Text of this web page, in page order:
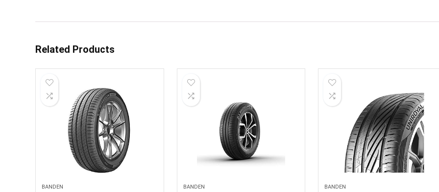
Related Products
BANDEN BANDEN BANDEN